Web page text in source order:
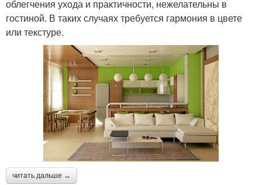
облегчения ухода и практичности, нежелательны в
гостиной. В таких случаях требуется гармония в цвете
или текстуре.
читать дальше →